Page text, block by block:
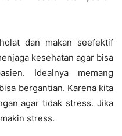
dan makan seefektif
kesehatan agar bisa
Idealnya memang
bergantian. Karena kita
agar tidak stress. Jika
stress.